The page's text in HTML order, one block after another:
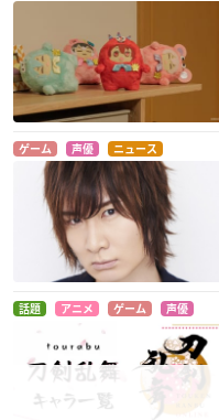
ゲーム 声優 ニュース
話題 アニメ ゲーム 声優